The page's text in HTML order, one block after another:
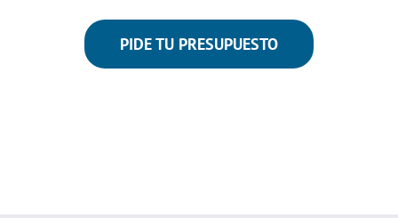
PIDE TU PRESUPUESTO